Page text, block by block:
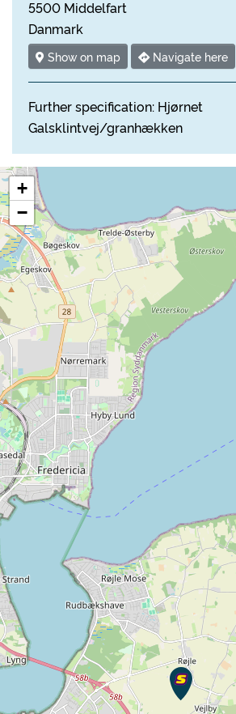
5500 Middelfart
Danmark
Show on map Navigate here
Further specification: Hjørnet
Galsklintvej/granhækken
+
−